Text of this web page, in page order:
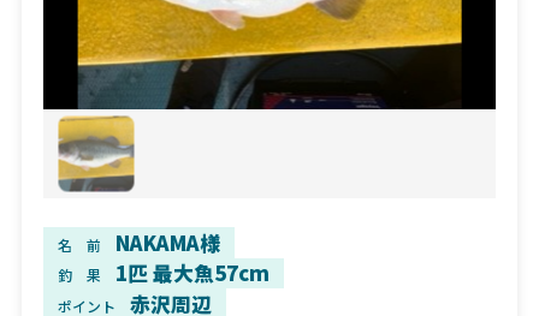
名 前 NAKAMA様
釣 果 1匹 最大魚57cm
ポイント 赤沢周辺